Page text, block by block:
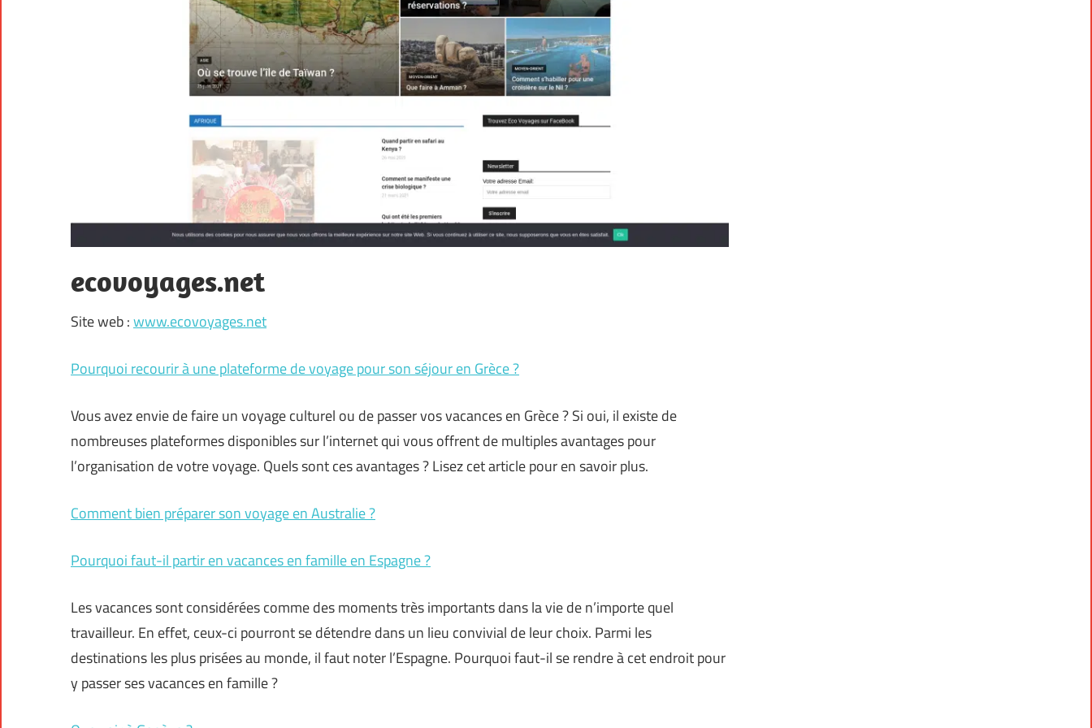
ecovoyages.net
Site web :www.ecovoyages.net
Pourquoi recourir à une plateforme de voyage pour son séjour en Grèce ?
Vous avez envie de faire un voyage culturel ou de passer vos vacances en Grèce ? Si oui, il existe de
nombreuses plateformes disponibles sur l’internet qui vous offrent de multiples avantages pour
l’organisation de votre voyage. Quels sont ces avantages ? Lisez cet article pour en savoir plus.
Comment bien préparer son voyage en Australie ?
Pourquoi faut-il partir en vacances en famille en Espagne ?
Les vacances sont considérées comme des moments très importants dans la vie de n’importe quel
travailleur. En effet, ceux-ci pourront se détendre dans un lieu convivial de leur choix. Parmi les
destinations les plus prisées au monde, il faut noter l’Espagne. Pourquoi faut-il se rendre à cet endroit pour
y passer ses vacances en famille ?